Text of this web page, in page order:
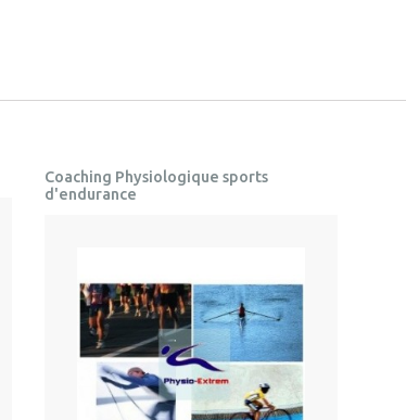
Coaching Physiologique sports
d'endurance